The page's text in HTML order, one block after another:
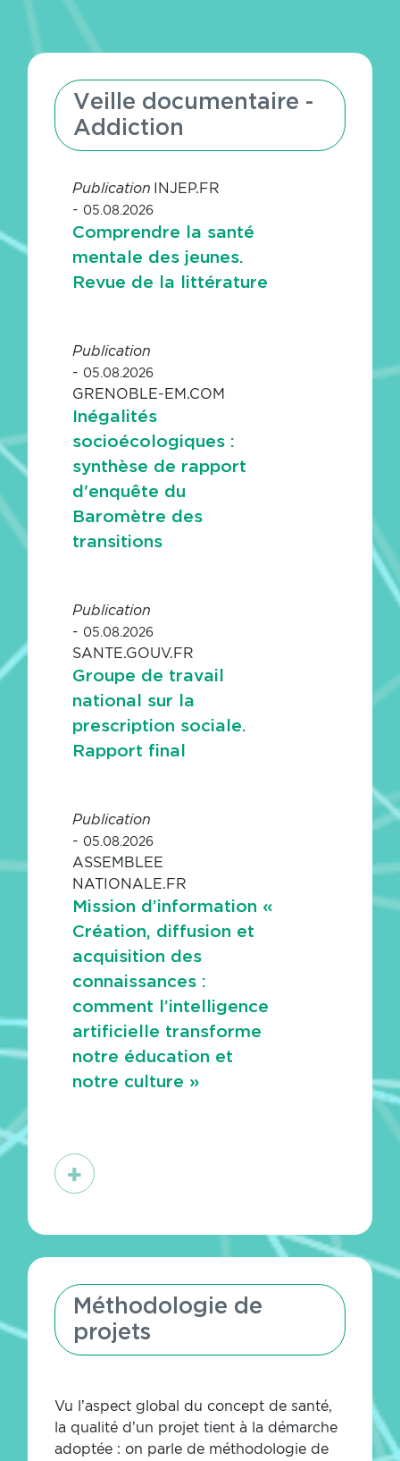
Veille documentaire -
Addiction
Publication
- 05.08.2026
INJEP.FR
Comprendre la santé
mentale des jeunes.
Revue de la littérature
Publication
- 05.08.2026
GRENOBLE-EM.COM
Inégalités
socioécologiques :
synthèse de rapport
d'enquête du
Baromètre des
transitions
Publication
- 05.08.2026
SANTE.GOUV.FR
Groupe de travail
national sur la
prescription sociale.
Rapport final
Publication
- 05.08.2026
ASSEMBLEE
NATIONALE.FR
Mission d’information «
Création, diffusion et
acquisition des
connaissances :
comment l’intelligence
artificielle transforme
notre éducation et
notre culture »
En
savoir
Méthodologie de
projets
Vu l’aspect global du concept de santé,
la qualité d’un projet tient à la démarche
adoptée : on parle de méthodologie de